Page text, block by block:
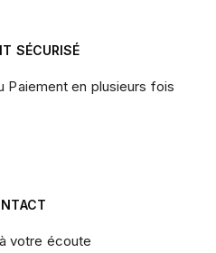
SÉCURISÉ
Paiement en plusieurs fois
votre écoute